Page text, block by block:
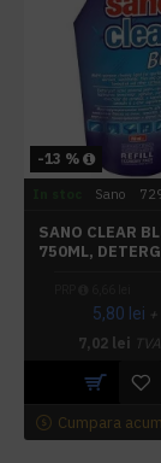
-13 %
Sano
SANO CLEAR
750ML,
5,80 lei
7,02 lei
Cumpara acum